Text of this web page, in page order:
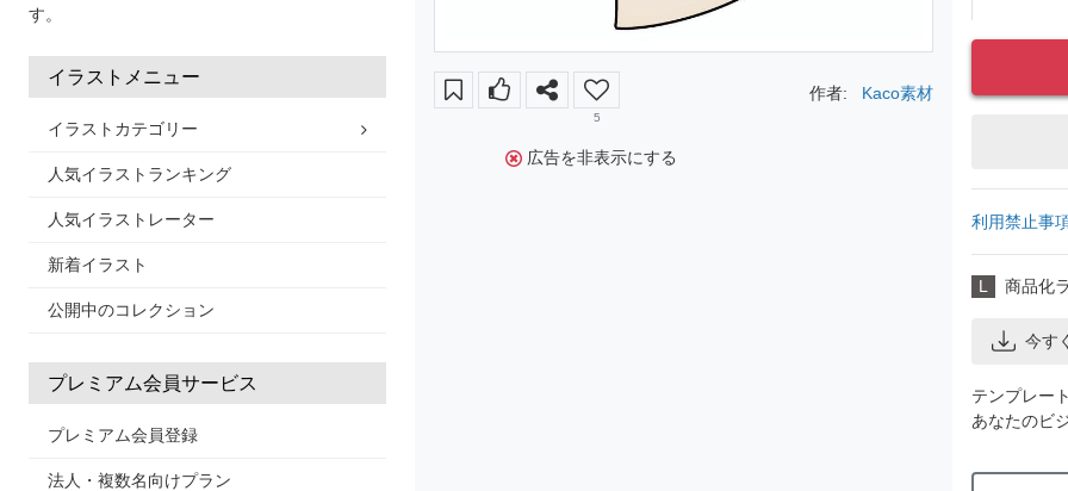
す。
イラストメニュー
イラストカテゴリー
人気イラストランキング
人気イラストレーター
新着イラスト
公開中のコレクション
プレミアム会員サービス
プレミアム会員登録
法人・複数名向けプラン
5
作者: Kaco素材
広告を非表示にする
利用禁止事
L 商品化
今す
テンプレー
あなたのビ